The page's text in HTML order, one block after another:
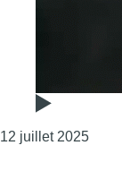
12 juillet 2025